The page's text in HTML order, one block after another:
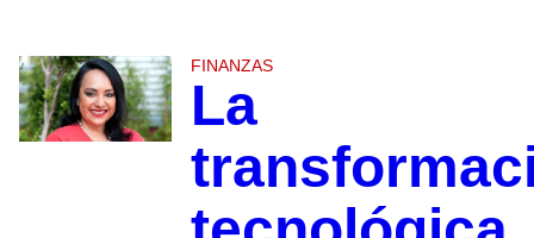
FINANZAS
La